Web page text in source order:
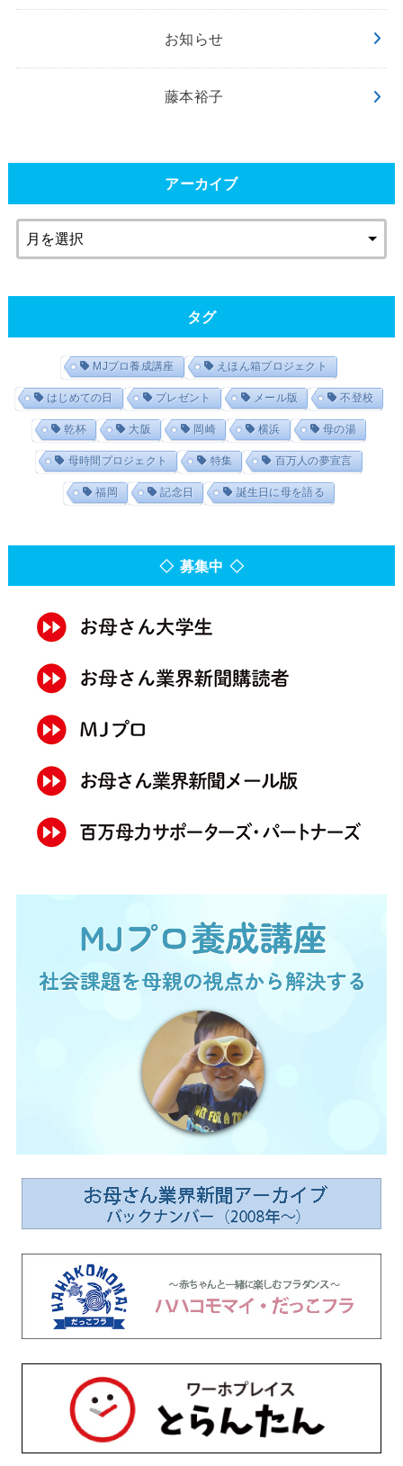
お知らせ
藤本裕子
アーカイブ
タグ
MJプロ養成講座 えほん箱プロジェクト
はじめての日 プレゼント メール版 不登校
乾杯 大阪 岡崎 横浜 母の湯
母時間プロジェクト 特集 百万人の夢宣言
福岡 記念日 誕生日に母を語る
◇ 募集中 ◇